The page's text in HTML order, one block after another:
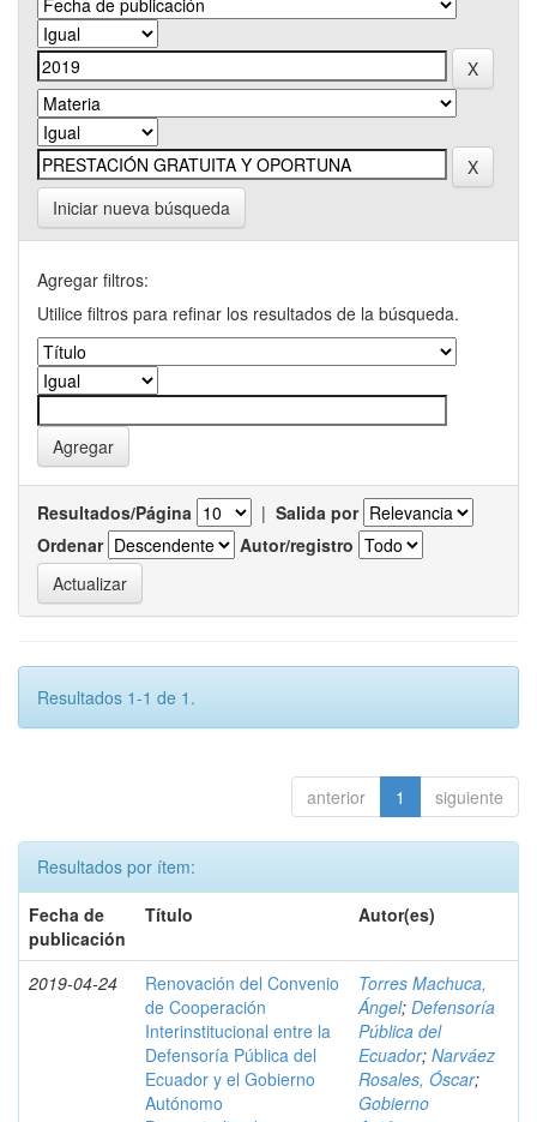
Iniciar nueva búsqueda
Agregar filtros:
Utilice filtros para refinar los resultados de la búsqueda.
Resultados/Página | Salida por
Ordenar
Autor/registro
Resultados 1-1 de 1.
anterior 1 siguiente
Resultados por ítem:
Fecha de
publicación
Título Autor(es)
2019-04-24
Renovación del Convenio
de Cooperación
Interinstitucional entre la
Defensoría Pública del
Ecuador y el Gobierno
Autónomo
Torres Machuca,
Ángel; Defensoría
Pública del
Ecuador; Narváez
Rosales, Óscar;
Gobierno